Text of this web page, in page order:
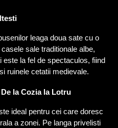
leaga doua sate cu o
sale traditionale albe,
la fel de spectaculos, fiind
ruinele cetatii medievale.
la Cozia la Lotru
ideal pentru cei care doresc
a zonei. Pe langa privelisti